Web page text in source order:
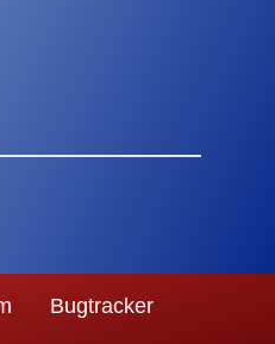
Bugtracker